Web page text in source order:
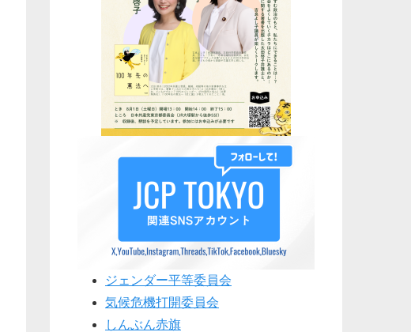
ジェンダー平等委員会
気候危機打開委員会
しんぶん赤旗